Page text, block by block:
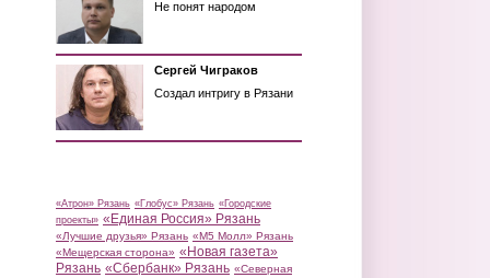
Не понят народом
Сергей Чиграков
Создал интригу в Рязани
«Атрон» Рязань «Глобус» Рязань «Городские
проекты» «Единая Россия» Рязань
«Лучшие друзья» Рязань «М5 Молл» Рязань
«Мещерская сторона» «Новая газета»
Рязань «Сбербанк» Рязань «Северная